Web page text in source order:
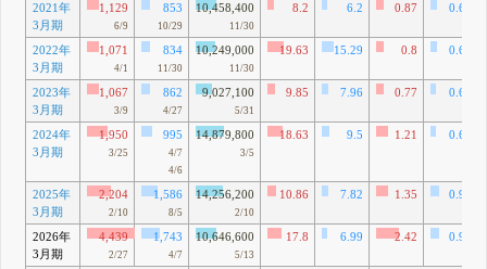
2021年
3月期
1,129
6/9
853
10/29
10,458,400
11/30
8.2 6.2 0.87 0.66
2022年
3月期
1,071
4/1
834
11/30
10,249,000
11/30
19.63 15.29 0.8 0.63
2023年
3月期
1,067
3/9
862
4/27
9,027,100
5/31
9.85 7.96 0.77 0.62
2024年
3月期
1,950
3/25
995
4/7
4/6
14,879,800
3/5
18.63 9.5 1.21 0.62
2025年
3月期
2,204
2/10
1,586
8/5
14,256,200
2/10
10.86 7.82 1.35 0.97
2026年
3月期
4,439
2/27
1,743
4/7
10,646,600
5/13
17.8 6.99 2.42 0.95